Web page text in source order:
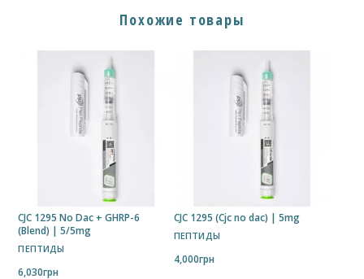
Похожие товары
CJC 1295 No Dac + GHRP-6
(Blend) | 5/5mg
ПЕПТИДЫ
6,030грн
CJC 1295 (Cjc no dac) | 5mg
ПЕПТИДЫ
4,000грн